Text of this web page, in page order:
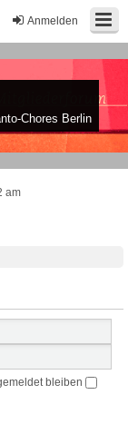
Anmelden
Chores Berlin
am
bleiben